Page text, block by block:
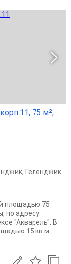
75 м²,
, Геленджик
площадью 75
по адресу:
"Акварель". В
15 кв.м